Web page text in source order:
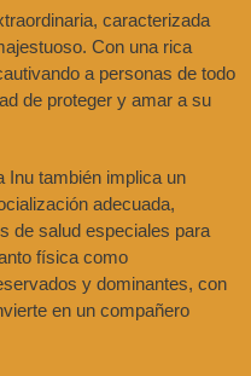
caracterizada
Con una rica
a personas de todo
de proteger y amar a su
Inu también implica un
adecuada,
de salud especiales para
física como
y dominantes, con
en un compañero